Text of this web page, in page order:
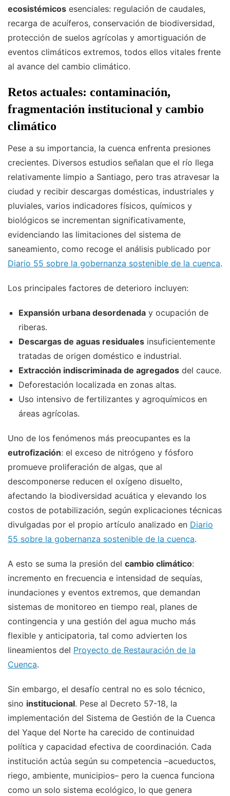
ecosistémicos esenciales: regulación de caudales,
recarga de acuíferos, conservación de biodiversidad,
protección de suelos agrícolas y amortiguación de
eventos climáticos extremos, todos ellos vitales frente
al avance del cambio climático.
Retos actuales: contaminación,
fragmentación institucional y cambio
climático
Pese a su importancia, la cuenca enfrenta presiones
crecientes. Diversos estudios señalan que el río llega
relativamente limpio a Santiago, pero tras atravesar la
ciudad y recibir descargas domésticas, industriales y
pluviales, varios indicadores físicos, químicos y
biológicos se incrementan significativamente,
evidenciando las limitaciones del sistema de
saneamiento, como recoge el análisis publicado por
Diario 55 sobre la gobernanza sostenible de la cuenca.
Los principales factores de deterioro incluyen:
Expansión urbana desordenaday ocupación de
riberas.
Descargas de aguas residualesinsuficientemente
tratadas de origen doméstico e industrial.
Extracción indiscriminada de agregadosdel cauce.
Deforestación localizada en zonas altas.
Uso intensivo de fertilizantes y agroquímicos en
áreas agrícolas.
Uno de los fenómenos más preocupantes es la
eutrofización: el exceso de nitrógeno y fósforo
promueve proliferación de algas, que al
descomponerse reducen el oxígeno disuelto,
afectando la biodiversidad acuática y elevando los
costos de potabilización, según explicaciones técnicas
divulgadas por el propio artículo analizado en Diario
55 sobre la gobernanza sostenible de la cuenca.
A esto se suma la presión del cambio climático:
incremento en frecuencia e intensidad de sequías,
inundaciones y eventos extremos, que demandan
sistemas de monitoreo en tiempo real, planes de
contingencia y una gestión del agua mucho más
flexible y anticipatoria, tal como advierten los
lineamientos del Proyecto de Restauración de la
Cuenca.
Sin embargo, el desafío central no es solo técnico,
sino institucional. Pese al Decreto 57-18, la
implementación del Sistema de Gestión de la Cuenca
del Yaque del Norte ha carecido de continuidad
política y capacidad efectiva de coordinación. Cada
institución actúa según su competencia –acueductos,
riego, ambiente, municipios– pero la cuenca funciona
como un solo sistema ecológico, lo que genera